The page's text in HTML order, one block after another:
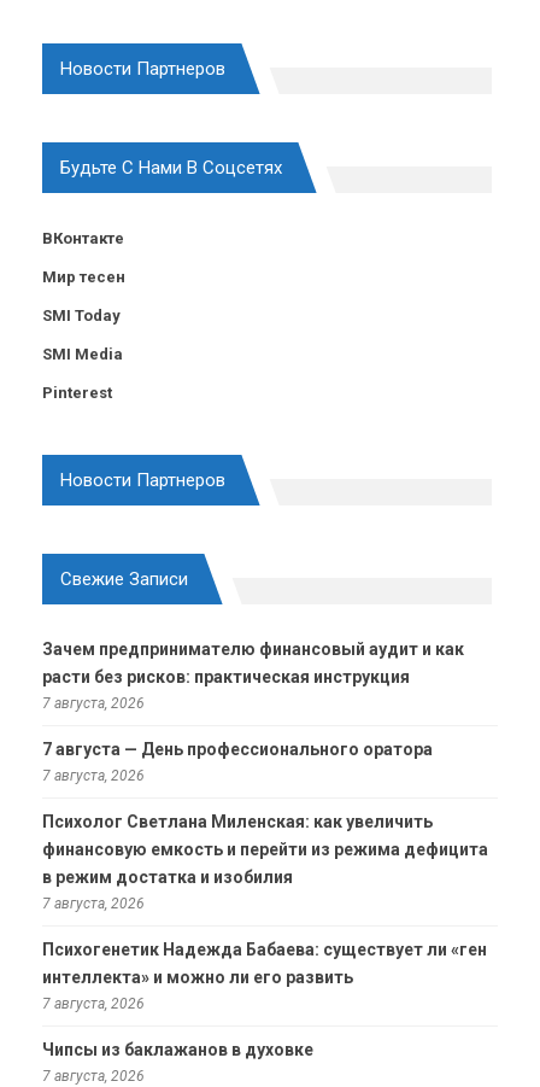
Новости Партнеров
Будьте С Нами В Соцсетях
ВКонтакте
Мир тесен
SMI Today
SMI Media
Pinterest
Новости Партнеров
Свежие Записи
Зачем предпринимателю финансовый аудит и как
расти без рисков: практическая инструкция
7 августа, 2026
7 августа — День профессионального оратора
7 августа, 2026
Психолог Светлана Миленская: как увеличить
финансовую емкость и перейти из режима дефицита
в режим достатка и изобилия
7 августа, 2026
Психогенетик Надежда Бабаева: существует ли «ген
интеллекта» и можно ли его развить
7 августа, 2026
Чипсы из баклажанов в духовке
7 августа, 2026